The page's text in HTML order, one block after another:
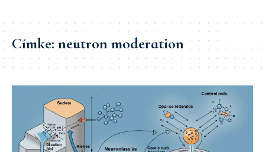
Címke:neutron moderation